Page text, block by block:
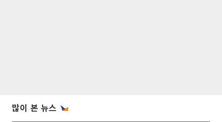
많이 본 뉴스